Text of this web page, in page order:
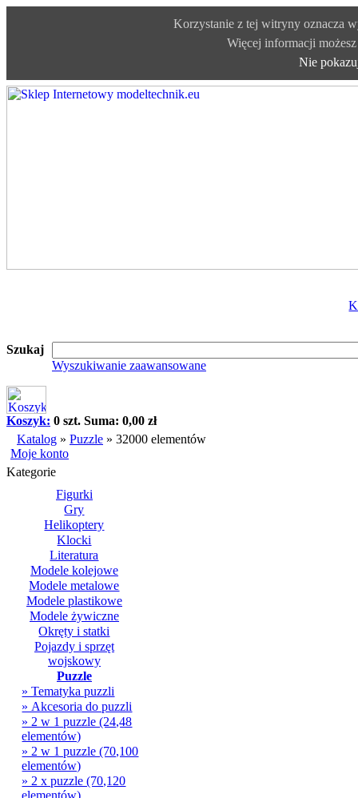
Korzystanie z tej witryny oznacza
Więcej informacji
Nie
Szukaj
Wyszukiwanie zaawansowane
Koszyk: 0 szt. Suma: 0,00 zł
Katalog » Puzzle » 32000 elementów
Moje konto
Kategorie
Figurki
Gry
Helikoptery
Klocki
Literatura
Modele kolejowe
Modele metalowe
Modele plastikowe
Modele żywiczne
Okręty i statki
Pojazdy i sprzęt
wojskowy
Puzzle
» Tematyka puzzli
» Akcesoria do puzzli
» 2 w 1 puzzle (24,48
elementów)
» 2 w 1 puzzle (70,100
elementów)
» 2 x puzzle (70,120
elementów)